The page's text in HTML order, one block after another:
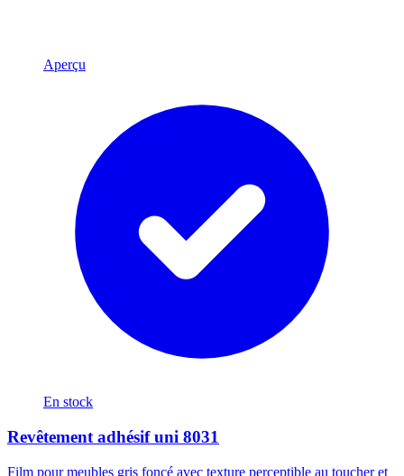
Aperçu
En stock
Revêtement adhésif uni 8031
Film pour meubles gris foncé avec texture perceptible au toucher et